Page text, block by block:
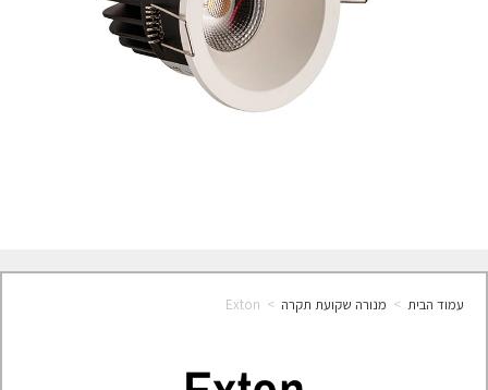
עמוד הבית > מנורה שקועת תקרה >
Exton